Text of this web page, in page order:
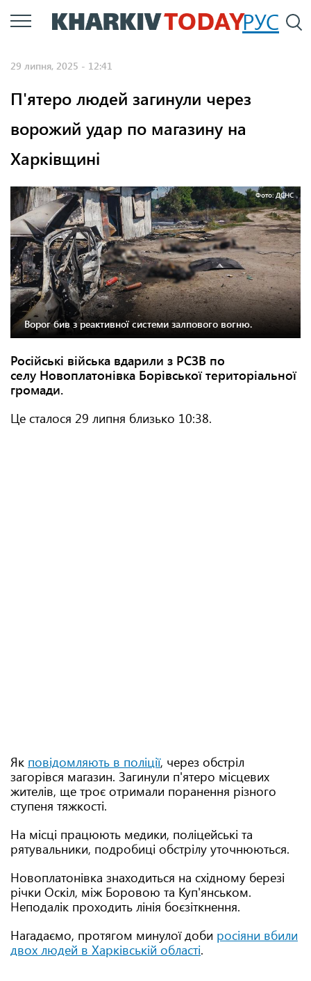
Перейти
до
РУС
29 липня, 2025 - 12:41
П'ятеро людей загинули через
ворожий удар по магазину на
Харківщині
Фото: ДСНС
Ворог бив з реактивної системи залпового вогню.
Російські війська вдарили з РСЗВ по
селу Новоплатонівка Борівської територіальної
громади.
Це сталося 29 липня близько 10:38.
Як повідомляють в поліції, через обстріл
загорівся магазин. Загинули п'ятеро місцевих
жителів, ще троє отримали поранення різного
ступеня тяжкості.
На місці працюють медики, поліцейські та
рятувальники, подробиці обстрілу уточнюються.
Новоплатонівка знаходиться на східному березі
річки Оскіл, між Боровою та Куп'янськом.
Неподалік проходить лінія боєзіткнення.
Нагадаємо, протягом минулої доби росіяни вбили
двох людей в Харківській області.